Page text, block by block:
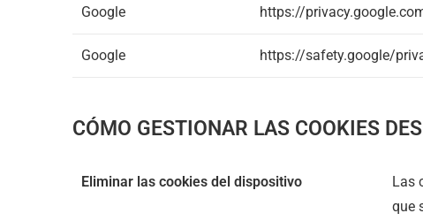
Google https://
Google https://safety.google/
CÓMO GESTIONAR LAS COOKIES
Eliminar las cookies del dispositivo
Las
que